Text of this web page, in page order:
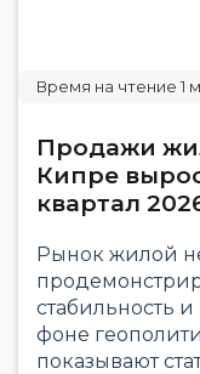
Продажи
Кипре
квартал
Рынок жилой
стабильность
фоне
показывают